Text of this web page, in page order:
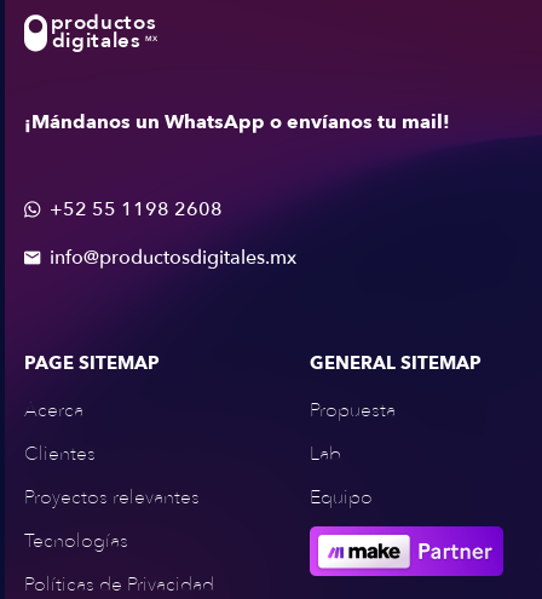
productos
digitales MX
¡Mándanos un WhatsApp o envíanos tu mail!
 +52 55 1198 2608
 info@productosdigitales.mx
PAGE SITEMAP
Acerca
Clientes
Proyectos relevantes
Tecnologías
Políticas de Privacidad
GENERAL SITEMAP
Propuesta
Lab
Equipo